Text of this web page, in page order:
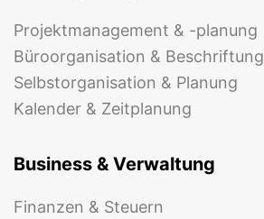
Projektmanagement & -planung
Büroorganisation & Beschriftung
Selbstorganisation & Planung
Kalender & Zeitplanung
Business & Verwaltung
Finanzen & Steuern